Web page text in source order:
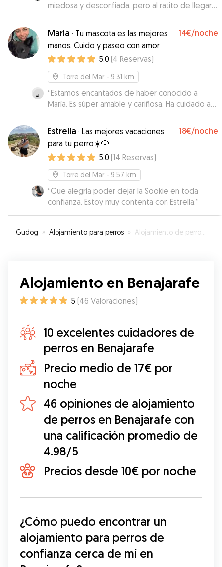
miedosa y desconfiada, pero al ratito de llegar
ya estaba súper cómoda! :) me ha encantado el
trato que le han dado, muchos paseos, le han
permitido subirse a un pequeño sofalito junto
con su perrito y además me estuvo mandando
muchísimas fotos y videos! MUY CONTENTA! Sin
duda si vuelvo a Malaga repetiré con ella!
Maria · Tu mascota es las mejores
manos. Cuido y paseo con amor
14€/noche
5.0 (4 Reservas)
Torre del Mar - 9.31 km
“Estamos encantados de haber conocido a
María. Es súper amable y cariñosa. Ha cuidado a
Rocky como si fuera suyo. Se nota que ama a los
animales. Excelente experiencia tanto para mí
como para Rocky .”
Estrella · Las mejores vacaciones
para tu perro☀️🐶
18€/noche
5.0 (14 Reservas)
Torre del Mar - 9.57 km
“Que alegría poder dejar la Sookie en toda
confianza. Estoy muy contenta con Estrella.”
Gudog » Alojamiento para perros » Alojamiento de perros en Benajarafe
Alojamiento en Benajarafe
5 (46 Valoraciones)
10 excelentes cuidadores de
perros en Benajarafe
Precio medio de 17€ por
noche
46 opiniones de alojamiento
de perros en Benajarafe con
una calificación promedio de
4.98/5
Precios desde 10€ por noche
¿Cómo puedo encontrar un
alojamiento para perros de
confianza cerca de mí en